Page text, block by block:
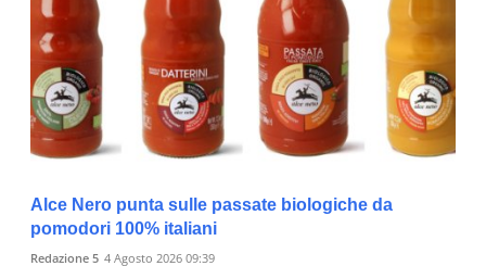
Alce Nero punta sulle passate biologiche da
pomodori 100% italiani
Redazione 5 4 Agosto 2026 09:39